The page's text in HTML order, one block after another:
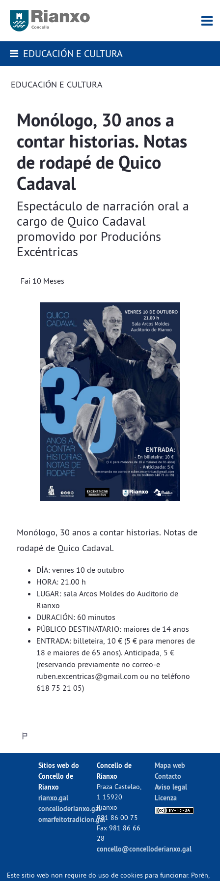
EDUCACIÓN E CULTURA
EDUCACIÓN E CULTURA
Monólogo, 30 anos a
contar historias. Notas
de rodapé de Quico
Cadaval
Espectáculo de narración oral a
cargo de Quico Cadaval
promovido por Producións
Excéntricas
Fai 10 Meses
Monólogo, 30 anos a contar historias. Notas de
rodapé de Quico Cadaval.
DÍA: venres 10 de outubro
HORA: 21.00 h
LUGAR: sala Arcos Moldes do Auditorio de
Rianxo
DURACIÓN: 60 minutos
PÚBLICO DESTINATARIO: maiores de 14 anos
ENTRADA: billeteira, 10 € (5 € para menores de
18 e maiores de 65 anos). Anticipada, 5 €
(reservando previamente no correo-e
ruben.excentricas@gmail.com ou no teléfono
618 75 21 05)
Sitios web do
Concello de
Rianxo
rianxo.gal
concelloderianxo.gal
omarfeitotradicion.gal
Concello de
Rianxo
Praza Castelao,
1 15920
Rianxo
981 86 00 75
Fax 981 86 66
28
concello@concelloderianxo.gal
Mapa web
Contacto
Aviso legal
Licenza
Este sitio web non require do uso de cookies para funcionar. Porén,